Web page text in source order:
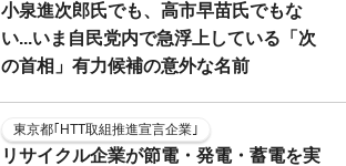
小泉進次郎氏でも、高市早苗氏でもな
い...いま自民党内で急浮上している「次
の首相」有力候補の意外な名前
東京都｢HTT取組推進宣言企業｣
リサイクル企業が節電・発電・蓄電を実